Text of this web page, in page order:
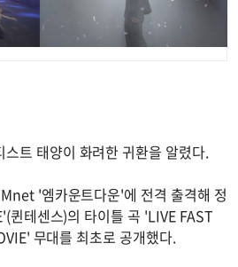
트 태양이 화려한 귀환을 알렸다.
'엠카운트다운'에 전격 출격해 정
퀸테센스)의 타이틀 곡 'LIVE FAST
무대를 최초로 공개했다.